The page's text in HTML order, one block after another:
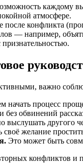
каждому
атмосфере.
конфликта
— например,
важно
начать процесс
без обвинений
выслушать другого
своё желание
Это может быть
конфликтов и